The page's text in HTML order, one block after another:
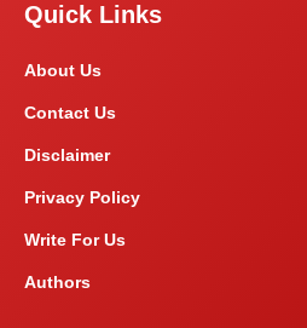
Quick Links
About Us
Contact Us
Disclaimer
Privacy Policy
Write For Us
Authors